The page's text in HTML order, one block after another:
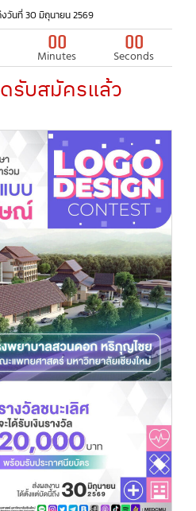
วันที่ 30 มิถุนายน 2569
00
Minutes
00
Seconds
รับสมัครแล้ว